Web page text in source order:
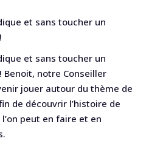
et sans toucher un
et sans toucher un
Benoit, notre Conseiller
jouer autour du thème de
de découvrir l’histoire de
peut en faire et en